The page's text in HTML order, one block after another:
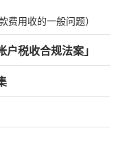
费用收的一般问题）
户税收合规法案」